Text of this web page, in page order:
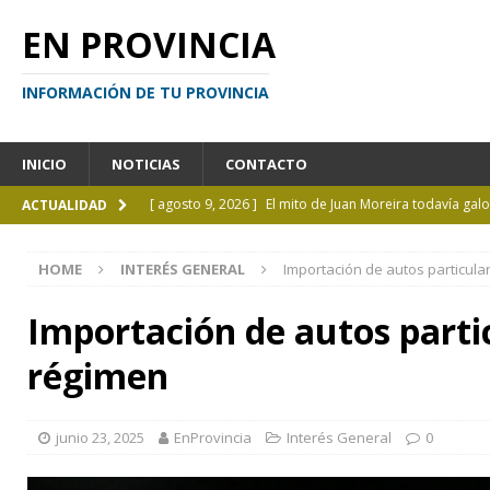
EN PROVINCIA
INFORMACIÓN DE TU PROVINCIA
INICIO NOTICIAS CONTACTO
ACTUALIDAD [ agosto 9, 2026 ] El mito de Juan Moreira todavía
[ agosto 7, 2026 ]
El cielo de agosto: Perseidas,
[ agosto 7, 2026 ]
Borges sobre Almafuerte en la
De La Luisa a La Plata: alumnos
ACTUALIDAD
HOME INTERÉS GENERAL Importación de autos
Importación de autos
régimen
junio 23, 2025 EnProvincia Interés General 0